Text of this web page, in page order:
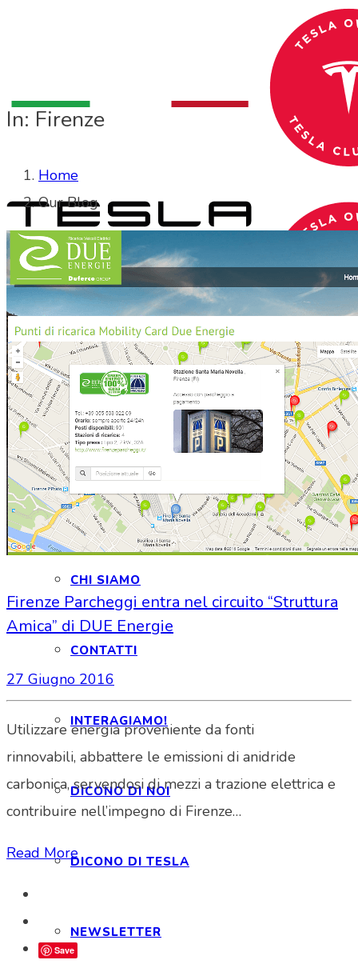
HOME
CHI SIAMO
CHI SIAMO
CONTATTI
INTERAGIAMO!
DICONO DI NOI
DICONO DI TESLA
NEWSLETTER
In: Firenze
Home
Our Blog
Firenze Parcheggi entra nel circuito “Struttura
Amica” di DUE Energie
27 Giugno 2016
Utilizzare energia proveniente da fonti
rinnovabili, abbattere le emissioni di anidride
carbonica, servendosi di mezzi a trazione elettrica e
contribuire nell’impegno di Firenze…
Read More
Save